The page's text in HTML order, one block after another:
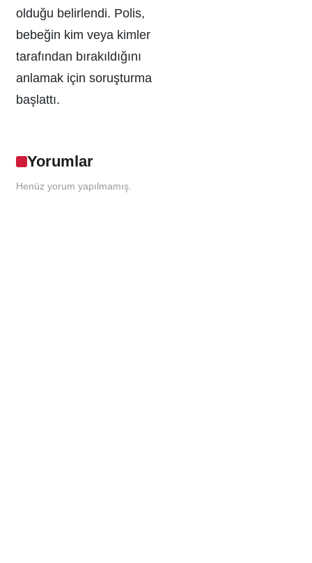
olduğu belirlendi. Polis,
bebeğin kim veya kimler
tarafından bırakıldığını
anlamak için soruşturma
başlattı.
Yorumlar
Henüz yorum yapılmamış.